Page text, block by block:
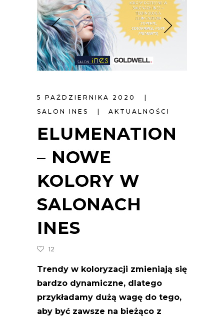
5 PAŹDZIERNIKA 2020
SALON INES
AKTUALNOŚCI
ELUMENATION
– NOWE
KOLORY W
SALONACH
INES
12
Trendy w koloryzacji zmieniają się
bardzo dynamiczne, dlatego
przykładamy dużą wagę do tego,
aby być zawsze na bieżąco z